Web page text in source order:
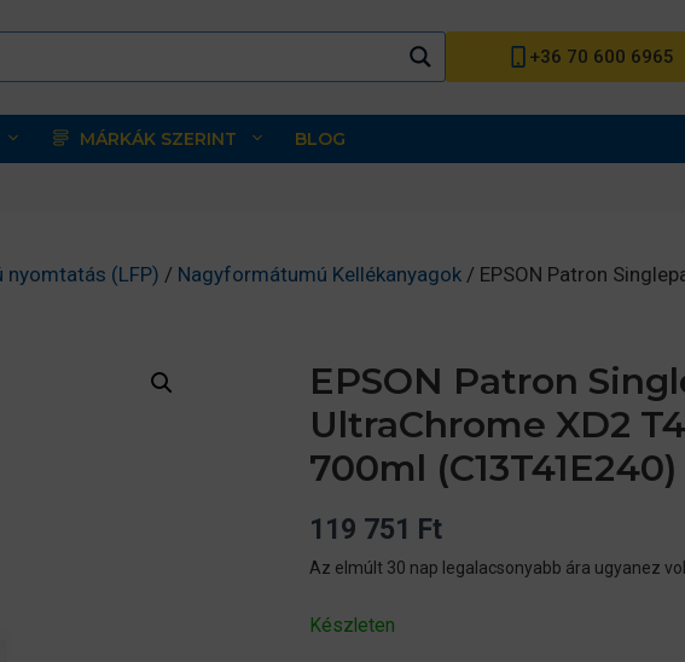
+36 70 600 6965
MÁRKÁK SZERINT BLOG
(LFP) / Nagyformátumú Kellékanyagok / EPSON Patron
EPSON Patron
UltraChrome XD2
700ml (C13T41E240)
119 751 Ft
Az elmúlt 30 nap legalacsonyabb ára ugyanez
Készleten